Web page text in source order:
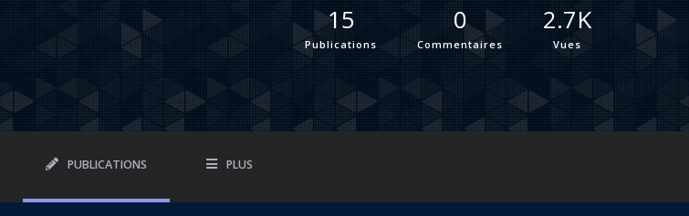
15
Publications
0
Commentaires
2.7K
Vues
PUBLICATIONS PLUS